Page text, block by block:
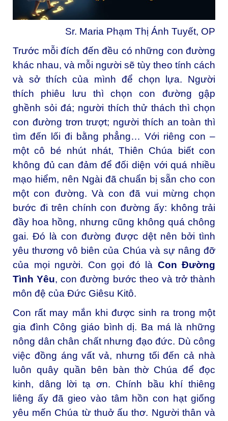
Sr. Maria Phạm Thị Ánh Tuyết, OP
Trước mỗi đích đến đều có những con đường
khác nhau, và mỗi người sẽ tùy theo tính cách
và sở thích của mình để chọn lựa. Người
thích phiêu lưu thì chọn con đường gập
ghềnh sỏi đá; người thích thử thách thì chọn
con đường trơn trượt; người thích an toàn thì
tìm đến lối đi bằng phẳng… Với riêng con –
một cô bé nhút nhát, Thiên Chúa biết con
không đủ can đảm để đối diện với quá nhiều
mạo hiểm, nên Ngài đã chuẩn bị sẵn cho con
một con đường. Và con đã vui mừng chọn
bước đi trên chính con đường ấy: không trải
đầy hoa hồng, nhưng cũng không quá chông
gai. Đó là con đường được dệt nên bởi tình
yêu thương vô biên của Chúa và sự nâng đỡ
của mọi người. Con gọi đó là Con Đường
Tình Yêu, con đường bước theo và trở thành
môn đệ của Đức Giêsu Kitô.
Con rất may mắn khi được sinh ra trong một
gia đình Công giáo bình dị. Ba má là những
nông dân chân chất nhưng đạo đức. Dù công
việc đồng áng vất vả, nhưng tối đến cả nhà
luôn quây quần bên bàn thờ Chúa để đọc
kinh, dâng lời tạ ơn. Chính bầu khí thiêng
liêng ấy đã gieo vào tâm hồn con hạt giống
yêu mến Chúa từ thuở ấu thơ. Người thân và